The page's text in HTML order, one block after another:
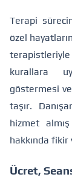
Terapi
özel
kurallara
göstermesi
taşır.
hizmet
hakkında fikir
Ücret,